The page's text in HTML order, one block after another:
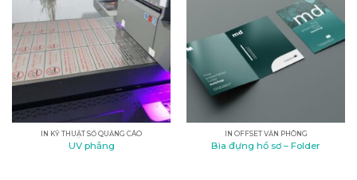
IN KỸ THUẬT SỐ QUẢNG CÁO
UV phẳng
IN OFFSET VĂN PHÒNG
Bìa đựng hồ sơ – Folder